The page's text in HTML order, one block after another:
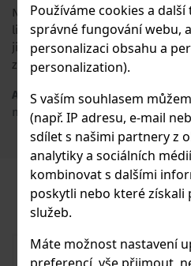
Používáme cookies a
správné fungování webu,
personalizaci obsahu a
personalization).
S vaším souhlasem
(např. IP adresu, e-mail
sdílet s našimi partnery z
analytiky a sociálních
kombinovat s dalšími
poskytli nebo které získali
služeb.
Máte možnost nastavení
preferencí, vše přijmout,
Nabídka zahrnuje více než
likérů, vyráběných z kvalitního
jihočeských sadů. Používají jen
základ pro výrobu vynikajících
Adresa výrobce : Lihovar
nad Vltavou, CZ
PODOBNÉ